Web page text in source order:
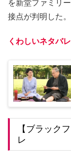
を新堂ファミリ
接点が判明した。
くわしいネタバ
【ブラック
レ